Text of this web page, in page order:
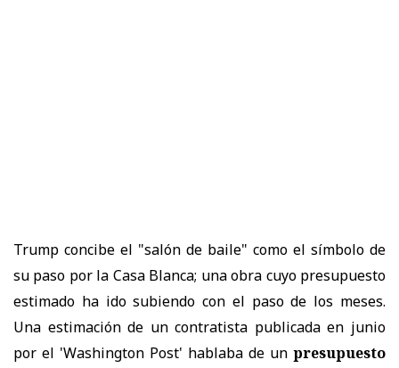
Trump concibe el "salón de baile" como el símbolo de
su paso por la Casa Blanca; una obra cuyo presupuesto
estimado ha ido subiendo con el paso de los meses.
Una estimación de un contratista publicada en junio
por el 'Washington Post' hablaba de un presupuesto